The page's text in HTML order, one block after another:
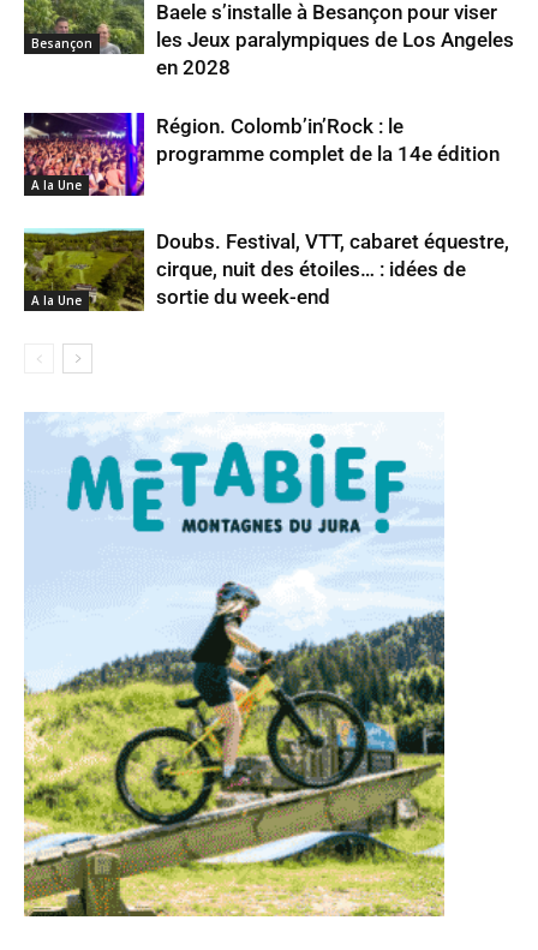
Besançon
Baele s’installe à Besançon pour viser
les Jeux paralympiques de Los Angeles
en 2028
A la Une
Région. Colomb’in’Rock : le
programme complet de la 14e édition
A la Une
Doubs. Festival, VTT, cabaret équestre,
cirque, nuit des étoiles… : idées de
sortie du week-end